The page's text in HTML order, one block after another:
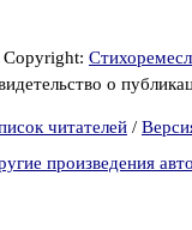
о
читателей /
произведения